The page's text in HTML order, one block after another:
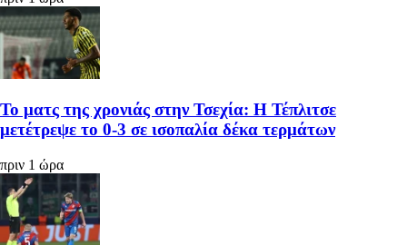
Το ματς της χρονιάς στην Τσεχία: Η Τέπλιτσε
μετέτρεψε το 0-3 σε ισοπαλία δέκα τερμάτων
πριν 1 ώρα